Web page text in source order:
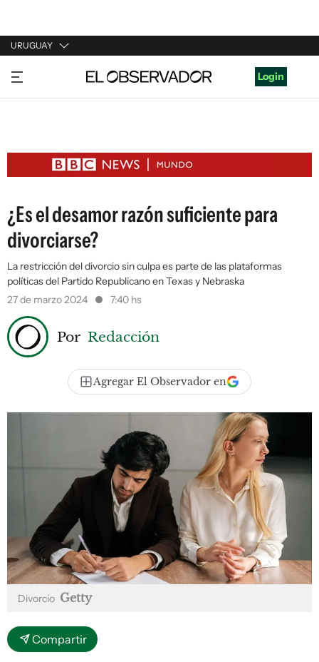
URUGUAY
URUGUAY
ARGENTINA
ESTADOS UNIDOS
Login
¿Es el desamor razón suficiente para
divorciarse?
La restricción del divorcio sin culpa es parte de las plataformas
políticas del Partido Republicano en Texas y Nebraska
27 de marzo 2024
7:40 hs
Por Redacción
Agregar El Observador en
Divorcio Getty
Compartir